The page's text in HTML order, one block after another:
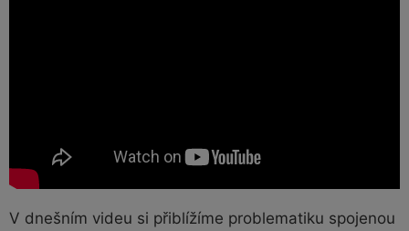
V dnešním videu si přiblížíme problematiku spojenou